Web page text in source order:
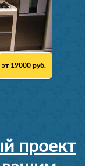
от 19000 руб.
проект